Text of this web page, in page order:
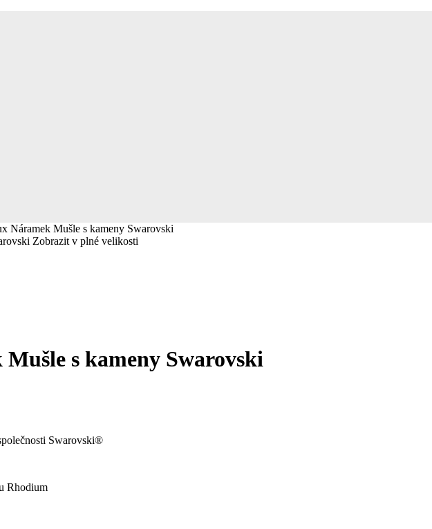
Náramek Mušle s kameny Swarovski
Zobrazit v plné velikosti
s kameny Swarovski
Swarovski®
Rhodium